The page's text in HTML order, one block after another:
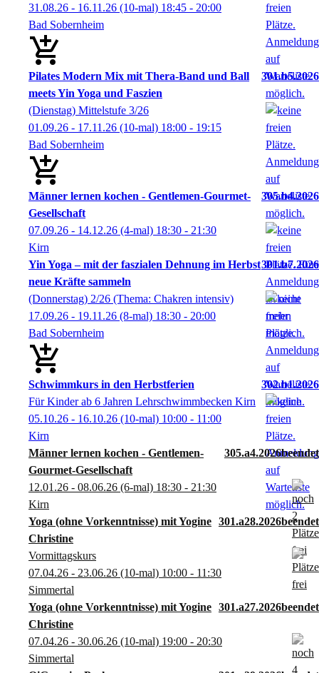
Männer lernen kochen - Gentlemen-
Gourmet-Gesellschaft
305.a4.2026
12.01.26 - 08.06.26 (6-mal) 18:30 - 21:30
Kirn
Yoga (ohne Vorkenntnisse) mit Yogine
Christine
301.a28.2026
Vormittagskurs
07.04.26 - 23.06.26 (10-mal) 10:00 - 11:30
Simmertal
Yoga (ohne Vorkenntnisse) mit Yogine
Christine
301.a27.2026
07.04.26 - 30.06.26 (10-mal) 19:00 - 20:30
Simmertal
31.08.26 - 16.11.26 (10-mal) 18:45 - 20:00
Bad Sobernheim
Pilates Modern Mix mit Thera-Band und Ball
meets Yin Yoga und Faszien
301.b5.2026
(Dienstag) Mittelstufe 3/26
01.09.26 - 17.11.26 (10-mal) 18:00 - 19:15
Bad Sobernheim
Männer lernen kochen - Gentlemen-Gourmet-
Gesellschaft
305.b4.2026
07.09.26 - 14.12.26 (4-mal) 18:30 - 21:30
Kirn
Yin Yoga – mit der faszialen Dehnung im Herbst
neue Kräfte sammeln
301.b7.2026
(Donnerstag) 2/26 (Thema: Chakren intensiv)
17.09.26 - 19.11.26 (8-mal) 18:30 - 20:00
Bad Sobernheim
Schwimmkurs in den Herbstferien
302.b1.2026
Für Kinder ab 6 Jahren Lehrschwimmbecken Kirn
05.10.26 - 16.10.26 (10-mal) 10:00 - 11:00
Kirn